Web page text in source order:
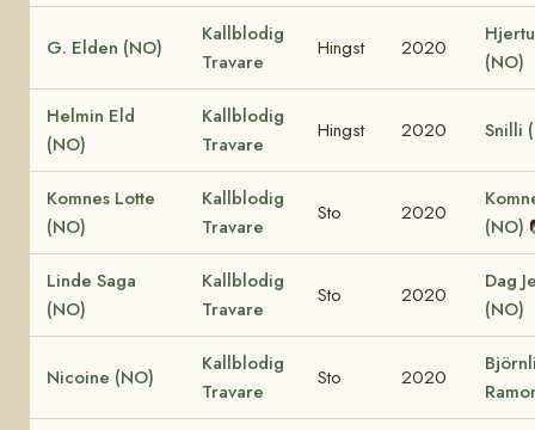
G. Elden (NO)
Kallblodig
Travare
Hingst 2020
(NO)
Helmin Eld
(NO)
Kallblodig
Travare
Hingst 2020 Snilli
Komnes Lotte
(NO)
Kallblodig
Travare
Sto 2020
(NO)
Linde Saga
(NO)
Kallblodig
Travare
Sto 2020
Dag
(NO)
Nicoine (NO)
Kallblodig
Travare
Sto 2020